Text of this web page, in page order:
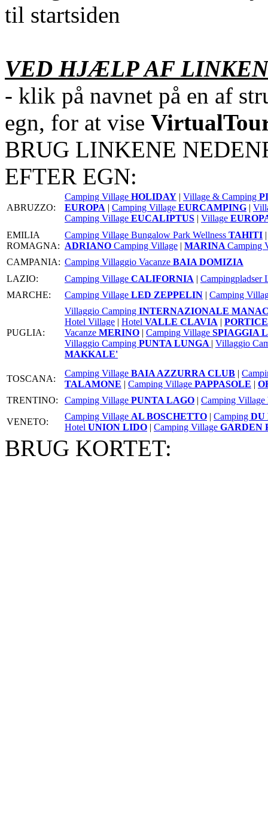
til startsiden
VED HJÆLP AF
- klik på navnet på en af
egn, for at vise
BRUG LINKENE
EFTER EGN:
ABRUZZO:
Camping Village HOLIDAY | Village & Camping
EUROPA | Camping Village EURCAMPING |
Camping Village EUCALIPTUS | Village
EMILIA
ROMAGNA:
Camping Village Bungalow Park Wellness TAHITI |
ADRIANO Camping Village | MARINA Camping
CAMPANIA: Camping Villaggio Vacanze BAIA DOMIZIA
LAZIO:
Camping Village CALIFORNIA |
MARCHE:
Camping Village LED ZEPPELIN | Camping
PUGLIA:
Villaggio Camping INTERNAZIONALE
Hotel Village | Hotel VALLE CLAVIA |
Vacanze MERINO | Camping Village SPIAGGIA
Villaggio Camping PUNTA LUNGA | Villaggio
MAKKALE'
TOSCANA:
Camping Village BAIA AZZURRA CLUB |
TALAMONE | Camping Village PAPPASOLE |
TRENTINO:
Camping Village PUNTA LAGO | Camping Village
VENETO:
Camping Village AL BOSCHETTO | Camping DU
Hotel UNION LIDO | Camping Village GARDEN
BRUG KORTET: